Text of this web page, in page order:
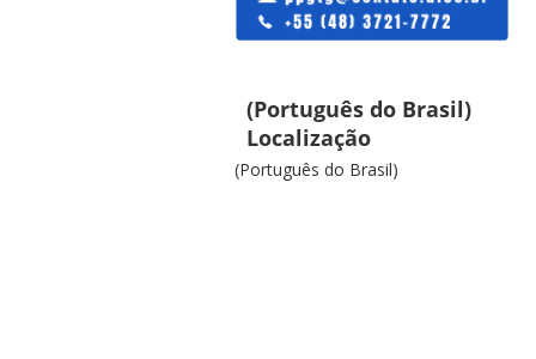
(Português do Brasil)
Localização
(Português do Brasil)